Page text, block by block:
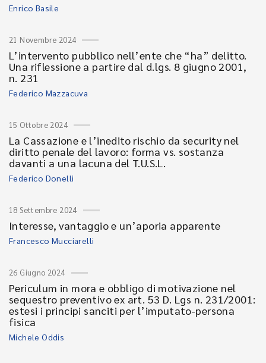
Enrico Basile
21 Novembre 2024
L’intervento pubblico nell’ente che “ha” delitto.
Una riflessione a partire dal d.lgs. 8 giugno 2001,
n. 231
Federico Mazzacuva
15 Ottobre 2024
La Cassazione e l’inedito rischio da security nel
diritto penale del lavoro: forma vs. sostanza
davanti a una lacuna del T.U.S.L.
Federico Donelli
18 Settembre 2024
Interesse, vantaggio e un’aporia apparente
Francesco Mucciarelli
26 Giugno 2024
Periculum in mora e obbligo di motivazione nel
sequestro preventivo ex art. 53 D. Lgs n. 231/2001:
estesi i principi sanciti per l’imputato-persona
fisica
Michele Oddis